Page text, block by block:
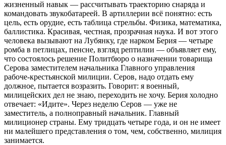
жизненный навык — рассчитывать траекторию снаряда и
командовать звукобатареей. В артиллерии всё понятно: есть
цель, есть орудие, есть таблица стрельбы. Физика, математика,
баллистика. Красивая, честная, прозрачная наука. И вот этого
человека вызывают на Лубянку, где нарком Берия — четыре
ромба в петлицах, пенсне, взгляд рептилии — объявляет ему,
что состоялось решение Политбюро о назначении товарища
Серова заместителем начальника Главного управления
рабоче-крестьянской милиции. Серов, надо отдать ему
должное, пытается возразить. Говорит: я военный,
милицейских дел не знаю, переходить не хочу. Берия холодно
отвечает: «Идите». Через неделю Серов — уже не
заместитель, а полноправный начальник. Главный
милиционер страны. Ему тридцать четыре года, и он не имеет
ни малейшего представления о том, чем, собственно, милиция
занимается.